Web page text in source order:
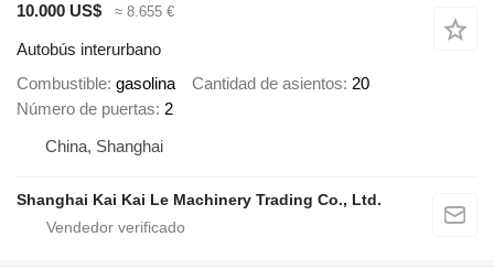
10.000 US$
≈ 8.655 €
Autobús interurbano
Combustible gasolina Cantidad de asientos 20
Número de puertas 2
China, Shanghai
Shanghai Kai Kai Le Machinery Trading Co., Ltd.